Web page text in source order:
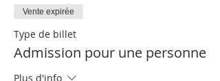
Vente expirée
Type de billet
Admission pour une personne
Plus d'info